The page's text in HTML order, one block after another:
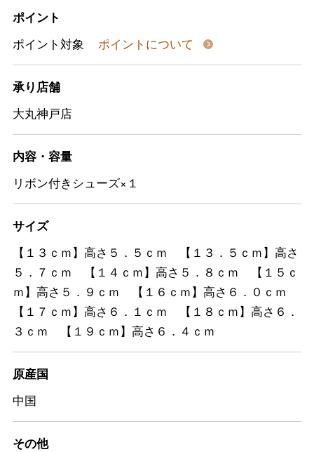
ポイント
ポイント対象
ポイントについて
承り店舗
大丸神戸店
内容・容量
リボン付きシューズ×１
サイズ
【１３ｃｍ】高さ５．５ｃｍ 【１３．５ｃｍ】高さ
５．７ｃｍ 【１４ｃｍ】高さ５．８ｃｍ 【１５ｃ
ｍ】高さ５．９ｃｍ 【１６ｃｍ】高さ６．０ｃｍ
【１７ｃｍ】高さ６．１ｃｍ 【１８ｃｍ】高さ６．
３ｃｍ 【１９ｃｍ】高さ６．４ｃｍ
原産国
中国
その他